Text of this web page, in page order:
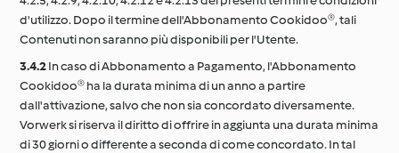
d'utilizzo. Dopo il termine dell'Abbonamento Cookidoo®, tali
Contenuti non saranno più disponibili per l'Utente.
3.4.2In caso di Abbonamento a Pagamento, l'Abbonamento
Cookidoo® ha la durata minima di un anno a partire
dall'attivazione, salvo che non sia concordato diversamente.
Vorwerk si riserva il diritto di offrire in aggiunta una durata minima
di 30 giorni o differente a seconda di come concordato. In tal